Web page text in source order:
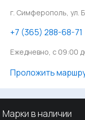
г. Симферополь, ул.
‪+7 (365) 288-68-71
Ежедневно, с 09:00
Проложить
Марки в наличии